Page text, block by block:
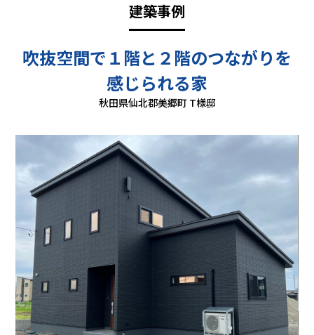
建築事例
吹抜空間で１階と２階のつながりを
感じられる家
秋田県仙北郡美郷町 T様邸